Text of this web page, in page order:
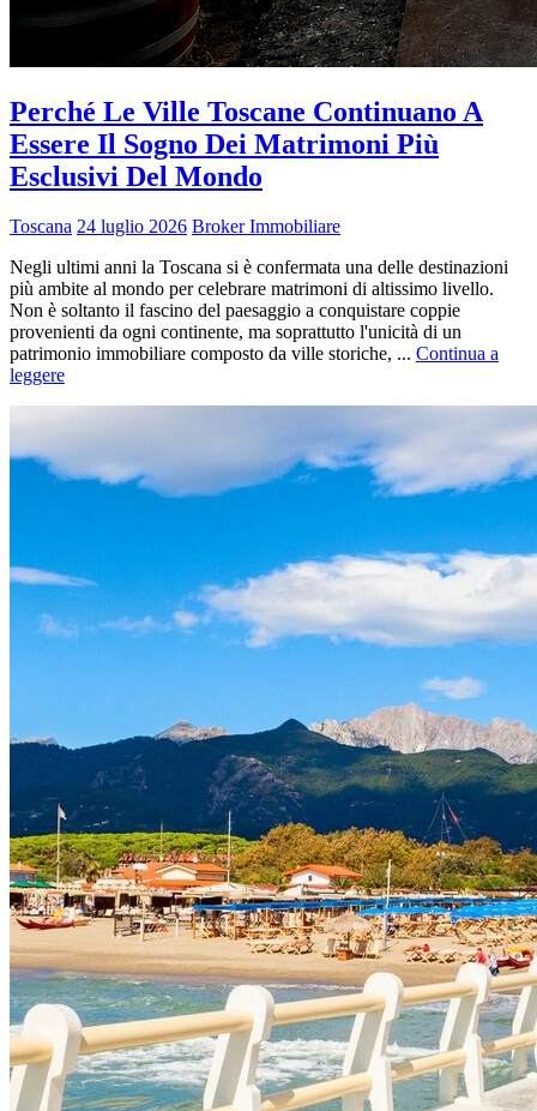
Perché Le Ville Toscane Continuano A
Essere Il Sogno Dei Matrimoni Più
Esclusivi Del Mondo
Toscana 24 luglio 2026 Broker Immobiliare
Negli ultimi anni la Toscana si è confermata una delle destinazioni
più ambite al mondo per celebrare matrimoni di altissimo livello.
Non è soltanto il fascino del paesaggio a conquistare coppie
provenienti da ogni continente, ma soprattutto l'unicità di un
patrimonio immobiliare composto da ville storiche, ... Continua a
leggere